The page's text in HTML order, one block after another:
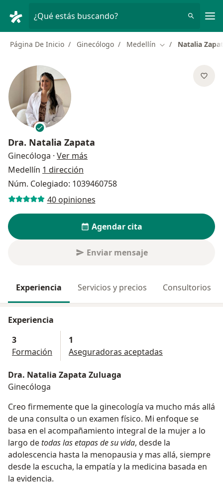
¿Qué estás buscando?
Página De Inicio Ginecólogo Medellín Cambiar de ciudad
Natalia
Dra. Natalia Zapata
Ginecóloga · Ver más
Medellín 1 dirección
Núm. Colegiado: 1039460758
40 opiniones
Agendar cita
Enviar mensaje
Experiencia Servicios y precios Consultorios
Experiencia
3
Formación
1
Aseguradoras aceptadas
Dra. Natalia Zapata Zuluaga
Ginecóloga
Creo firmemente que la ginecología va mucho más allá
de una consulta o un examen físico. Mi enfoque se
basa en el acompañamiento integral de la mujer a lo
largo detodas las etapas de su vida, desde la
adolescencia hasta la menopausia y mas allá, siempre
desde la escucha, la empatía y la medicina basada en
la evidencia.